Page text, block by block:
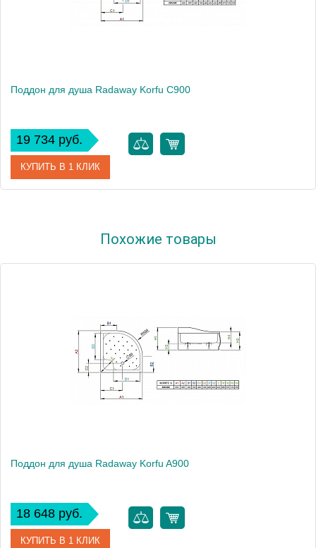
Поддон для душа Radaway Korfu С900
19 734 руб.
КУПИТЬ В 1 КЛИК
Производитель Radaway
Похожие товары
Поддон для душа Radaway Korfu A900
18 648 руб.
КУПИТЬ В 1 КЛИК